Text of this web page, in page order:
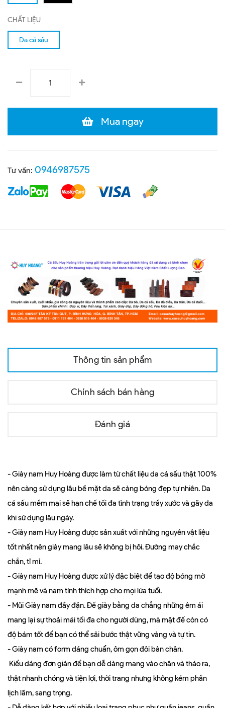
CHẤT LIỆU
Da cá sấu
Mua ngay
Tư vấn: 0946987575
Thông tin sản phẩm
Chính sách bán hàng
Đánh giá
- Giày nam Huy Hoàng được làm từ chất liệu da cá sấu thật 100%
nên càng sử dụng lâu bề mặt da sẽ càng bóng đẹp tự nhiên. Da
cá sấu mềm mại sẽ hạn chế tối đa tình trạng trầy xước và gãy da
khi sử dụng lâu ngày.
- Giày nam Huy Hoàng được sản xuất với những nguyên vật liệu
tốt nhất nên giày mang lâu sẽ không bị hôi. Đường may chắc
chắn, tỉ mỉ.
- Giày nam Huy Hoàng được xử lý đặc biệt để tạo độ bóng mờ
mạnh mẽ và nam tính thích hợp cho mọi lứa tuổi.
- Mũi Giày nam đầy đặn. Đế giày bằng da chẳng những êm ái
mang lại sự thoải mái tối đa cho người dùng, mà mặt đế còn có
độ bám tốt để bạn có thể sải bước thật vững vàng và tự tin.
- Giày nam có form dáng chuẩn, ôm gọn đôi bàn chân.
Kiểu dáng đơn giản để bạn dễ dàng mang vào chân và tháo ra,
thật nhanh chóng và tiện lợi, thời trang nhưng không kém phần
lịch lãm, sang trọng.